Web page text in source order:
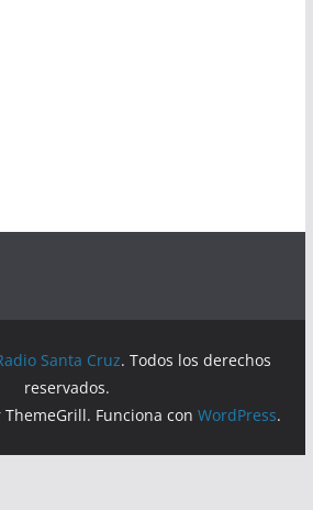
Santa Cruz. Todos los derechos
reservados.
ThemeGrill. Funciona conWordPress.